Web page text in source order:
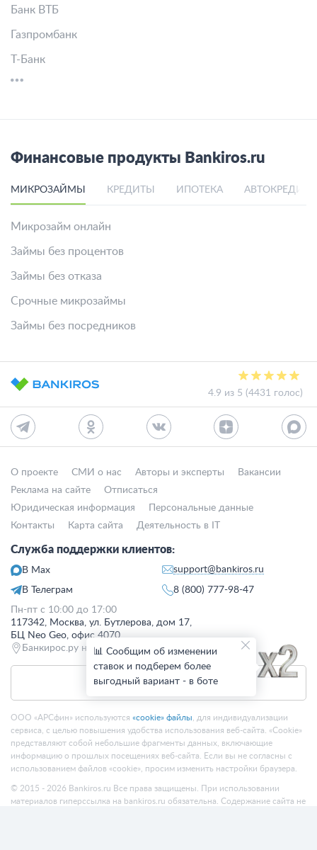
Банк ВТБ
Газпромбанк
Т-Банк
Финансовые продукты Bankiros.ru
МИКРОЗАЙМЫ КРЕДИТЫ ИПОТЕКА
Микрозайм онлайн
Займы без процентов
Займы без отказа
Срочные микрозаймы
Займы без посредников
4.9 из 5 (4431 голос)
О проекте СМИ о нас Авторы и эксперты
Вакансии
Реклама на сайте
Отписаться
Юридическая информация
Персональные данные
Контакты
Карта сайта Деятельность в IT
Служба поддержки клиентов:
В Max
В Телеграм
support@bankiros.ru
8 (800) 777-98-47
Пн-пт с 10:00 до 17:00
117342, Москва, ул. Бутлерова, дом 17,
БЦ Neo Geo, офис 4070
Банкирос.ру на Яндекс.Картах
Отписаться
ООО «АРСфин» используются «cookie» файлы , для индивидуализации
сервиса, с целью повышения удобства использования веб-сайта. «Cookie»
представляют собой небольшие фрагменты данных, включающие
информацию о прошлых посещениях веб-сайта. Если вы не согласны с
использованием файлов «cookie», просим изменить настройки браузера.
© 2015 - 2026 Bankiros.ru Все права защищены. При использовании
материалов гиперссылка на bankiros.ru обязательна. Содержание сайта не
📊 Сообщим об изменении
ставок и подберем более
выгодный вариант - в боте